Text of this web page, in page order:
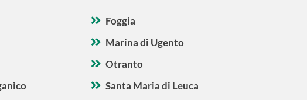
Foggia
Marina di Ugento
Otranto
Santa Maria di Leuca